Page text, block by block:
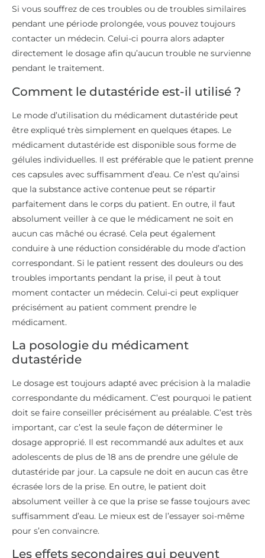
Si vous souffrez de ces troubles ou de troubles similaires
pendant une période prolongée, vous pouvez toujours
contacter un médecin. Celui-ci pourra alors adapter
directement le dosage afin qu’aucun trouble ne survienne
pendant le traitement.
Comment le dutastéride est-il utilisé ?
Le mode d’utilisation du médicament dutastéride peut
être expliqué très simplement en quelques étapes. Le
médicament dutastéride est disponible sous forme de
gélules individuelles. Il est préférable que le patient prenne
ces capsules avec suffisamment d’eau. Ce n’est qu’ainsi
que la substance active contenue peut se répartir
parfaitement dans le corps du patient. En outre, il faut
absolument veiller à ce que le médicament ne soit en
aucun cas mâché ou écrasé. Cela peut également
conduire à une réduction considérable du mode d’action
correspondant. Si le patient ressent des douleurs ou des
troubles importants pendant la prise, il peut à tout
moment contacter un médecin. Celui-ci peut expliquer
précisément au patient comment prendre le
médicament.
La posologie du médicament
dutastéride
Le dosage est toujours adapté avec précision à la maladie
correspondante du médicament. C’est pourquoi le patient
doit se faire conseiller précisément au préalable. C’est très
important, car c’est la seule façon de déterminer le
dosage approprié. Il est recommandé aux adultes et aux
adolescents de plus de 18 ans de prendre une gélule de
dutastéride par jour. La capsule ne doit en aucun cas être
écrasée lors de la prise. En outre, le patient doit
absolument veiller à ce que la prise se fasse toujours avec
suffisamment d’eau. Le mieux est de l’essayer soi-même
pour s’en convaincre.
Les effets secondaires qui peuvent